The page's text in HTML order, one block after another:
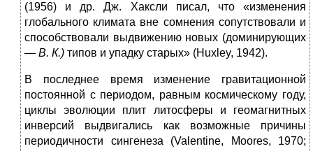
(1956) и др. Дж. Хаксли писал, что «изменения
глобального климата вне сомнения сопутствовали и
способствовали выдвижению новых (доминирующих
— В. К.) типов и упадку старых» (Huxley, 1942).
В последнее время изменение гравитационной
постоянной с периодом, равным космическому году,
циклы эволюции плит литосферы и геомагнитных
инверсий выдвигались как возможные причины
периодичности сингенеза (Valentine, Moores, 1970;